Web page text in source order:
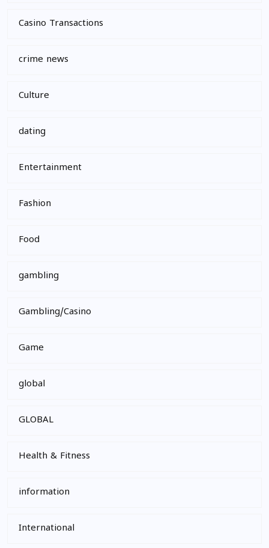
Casino Transactions
crime news
Culture
dating
Entertainment
Fashion
Food
gambling
Gambling/Casino
Game
global
GLOBAL
Health & Fitness
information
International